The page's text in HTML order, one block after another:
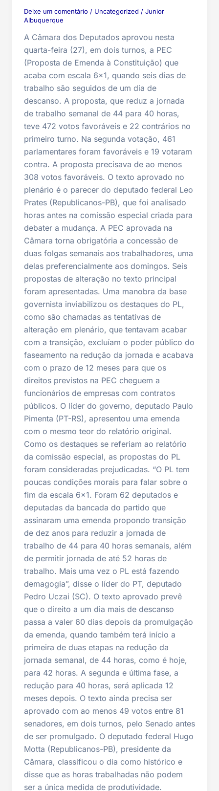
Deixe um comentário / Uncategorized / Junior
Albuquerque
A Câmara dos Deputados aprovou nesta
quarta-feira (27), em dois turnos, a PEC
(Proposta de Emenda à Constituição) que
acaba com escala 6×1, quando seis dias de
trabalho são seguidos de um dia de
descanso. A proposta, que reduz a jornada
de trabalho semanal de 44 para 40 horas,
teve 472 votos favoráveis e 22 contrários no
primeiro turno. Na segunda votação, 461
parlamentares foram favoráveis e 19 votaram
contra. A proposta precisava de ao menos
308 votos favoráveis. O texto aprovado no
plenário é o parecer do deputado federal Leo
Prates (Republicanos-PB), que foi analisado
horas antes na comissão especial criada para
debater a mudança. A PEC aprovada na
Câmara torna obrigatória a concessão de
duas folgas semanais aos trabalhadores, uma
delas preferencialmente aos domingos. Seis
propostas de alteração no texto principal
foram apresentadas. Uma manobra da base
governista inviabilizou os destaques do PL,
como são chamadas as tentativas de
alteração em plenário, que tentavam acabar
com a transição, excluíam o poder público do
faseamento na redução da jornada e acabava
com o prazo de 12 meses para que os
direitos previstos na PEC cheguem a
funcionários de empresas com contratos
públicos. O líder do governo, deputado Paulo
Pimenta (PT-RS), apresentou uma emenda
com o mesmo teor do relatório original.
Como os destaques se referiam ao relatório
da comissão especial, as propostas do PL
foram consideradas prejudicadas. “O PL tem
poucas condições morais para falar sobre o
fim da escala 6×1. Foram 62 deputados e
deputadas da bancada do partido que
assinaram uma emenda propondo transição
de dez anos para reduzir a jornada de
trabalho de 44 para 40 horas semanais, além
de permitir jornada de até 52 horas de
trabalho. Mais uma vez o PL está fazendo
demagogia”, disse o líder do PT, deputado
Pedro Uczai (SC). O texto aprovado prevê
que o direito a um dia mais de descanso
passa a valer 60 dias depois da promulgação
da emenda, quando também terá início a
primeira de duas etapas na redução da
jornada semanal, de 44 horas, como é hoje,
para 42 horas. A segunda e última fase, a
redução para 40 horas, será aplicada 12
meses depois. O texto ainda precisa ser
aprovado com ao menos 49 votos entre 81
senadores, em dois turnos, pelo Senado antes
de ser promulgado. O deputado federal Hugo
Motta (Republicanos-PB), presidente da
Câmara, classificou o dia como histórico e
disse que as horas trabalhadas não podem
ser a única medida de produtividade.